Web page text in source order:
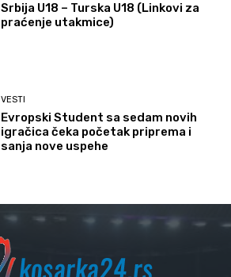
Srbija U18 – Turska U18 (Linkovi za
praćenje utakmice)
VESTI
Evropski Student sa sedam novih
igračica čeka početak priprema i
sanja nove uspehe